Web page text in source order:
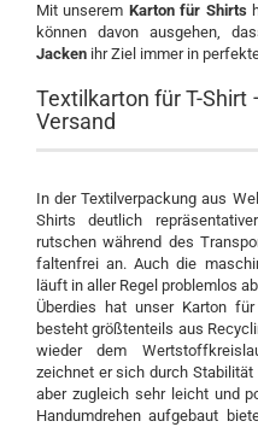
Mit unserem Karton für Shirts
können davon ausgehen,
Jacken ihr Ziel immer in
Textilkarton für T-Shirt
Versand
In der Textilverpackung aus
Shirts deutlich
rutschen während des
faltenfrei an. Auch die
läuft in aller Regel problemlos
Überdies hat unser Karton für
besteht größtenteils aus
wieder dem
zeichnet er sich durch
aber zugleich sehr leicht und
Handumdrehen aufgebaut